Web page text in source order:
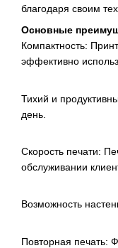
благодаря своим
Основные
Компактность:
эффективно
Тихий и
день.
Скорость печати:
обслуживании
Возможность
Повторная печать: